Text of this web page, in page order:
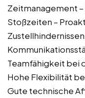
Zeitmanagement
Stoßzeiten –
Teamfähigkeit bei
Hohe Flexibilität
Gute technische